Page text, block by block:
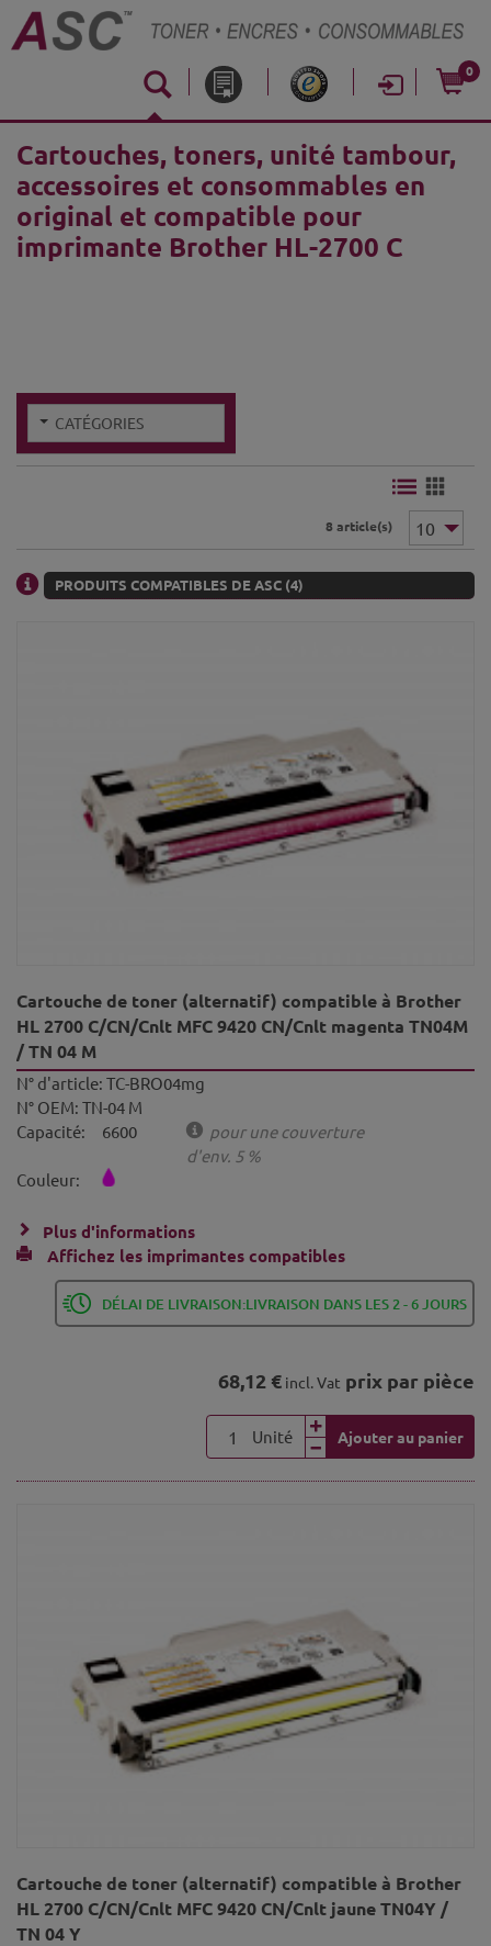
0
Cartouches, toners, unité tambour,
accessoires et consommables en
original et compatible pour
imprimante Brother HL-2700 C
CATÉGORIES
8 article(s)
PRODUITS COMPATIBLES DE ASC (4)
Cartouche de toner (alternatif) compatible à Brother
HL 2700 C/CN/Cnlt MFC 9420 CN/Cnlt magenta TN04M
/ TN 04 M
N° d'article: TC-BRO04mg
N° OEM: TN-04 M
Capacité:
6600
pour une couverture
d'env. 5 %
Couleur:
Plus d'informations
Affichez les imprimantes compatibles
DÉLAI DE LIVRAISON:LIVRAISON DANS LES 2 - 6 JOURS
68,12 € incl. Vat prix par pièce
Unité Ajouter au panier
Cartouche de toner (alternatif) compatible à Brother
HL 2700 C/CN/Cnlt MFC 9420 CN/Cnlt jaune TN04Y /
TN 04 Y